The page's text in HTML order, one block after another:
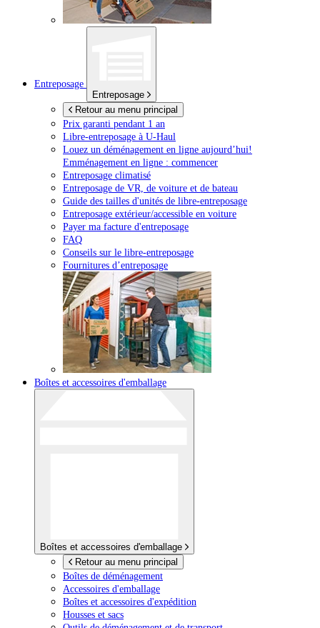
Entreposage
Entreposage
Retour au menu principal
Prix garanti pendant 1 an
Libre-entreposage à U-Haul
Louez un déménagement en ligne aujourd’hui!
Emménagement en ligne : commencer
Entreposage climatisé
Entreposage de VR, de voiture et de bateau
Guide des tailles d'unités de libre-entreposage
Entreposage extérieur/accessible en voiture
Payer ma facture d'entreposage
FAQ
Conseils sur le libre-entreposage
Fournitures d’entreposage
Boîtes et accessoires d'emballage
Boîtes et accessoires d'emballage
Retour au menu principal
Boîtes de déménagement
Accessoires d'emballage
Boîtes et accessoires d'expédition
Housses et sacs